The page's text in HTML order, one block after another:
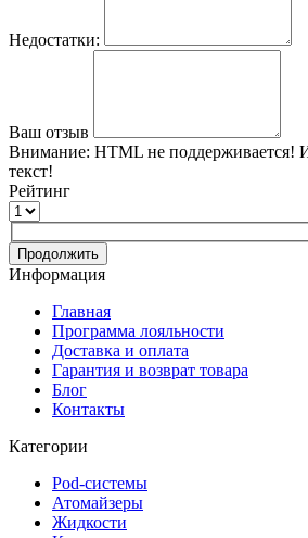
Недостатки:
Ваш отзыв
Внимание: HTML не поддерживается!
текст!
Рейтинг
Продолжить
Информация
Главная
Программа лояльности
Доставка и оплата
Гарантия и возврат товара
Блог
Контакты
Категории
Pod-системы
Атомайзеры
Жидкости